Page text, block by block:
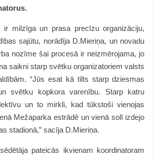
ir milzīga un prasa precīzu organizāciju,
sajūtu, norādīja D.Mieriņa, un novadu
nozīme šai procesā ir neizmērojama, jo
saikni starp svētku organizatoriem valsts
“Jūs esat kā tilts starp dziesmas
svētku kopkora varenību. Starp katru
un to mirkli, kad tūkstoši vienojas
Mežaparka estrādē un vienā solī izdejo
stadionā,” sacīja D.Mieriņa.
pateicās ikvienam koordinatoram